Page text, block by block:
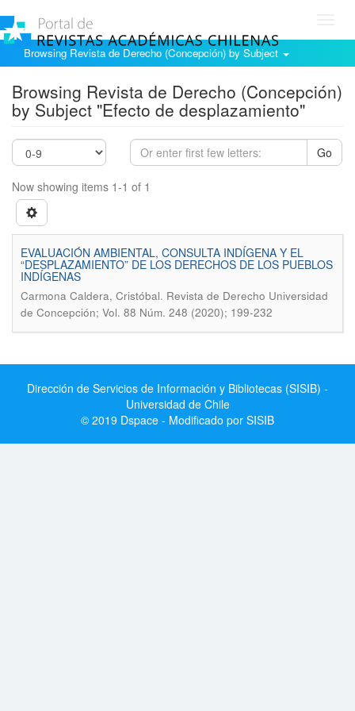
Browsing Revista de Derecho (Concepción) by Subject
Browsing Revista de Derecho (Concepción)
by Subject "Efecto de desplazamiento"
Go
Now showing items 1-1 of 1
EVALUACIÓN AMBIENTAL, CONSULTA INDÍGENA Y EL
“DESPLAZAMIENTO” DE LOS DERECHOS DE LOS PUEBLOS
INDÍGENAS
Carmona Caldera, Cristóbal. Revista de Derecho Universidad
de Concepción; Vol. 88 Núm. 248 (2020); 199-232
Dirección de Servicios de Información y Bibliotecas (SISIB) -
Universidad de Chile
© 2019 Dspace - Modificado por SISIB